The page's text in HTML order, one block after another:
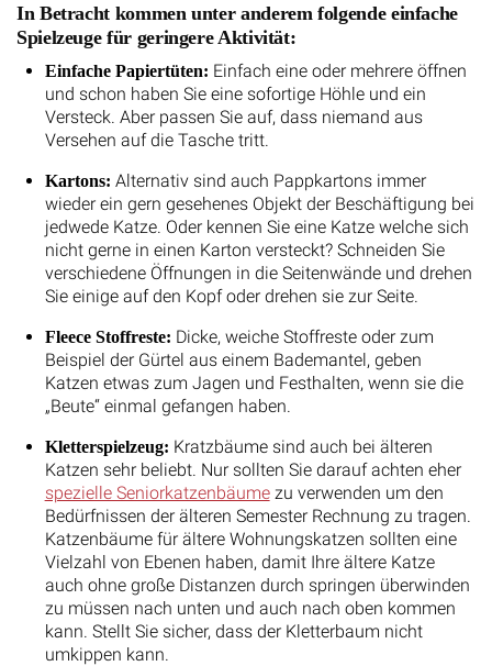
In Betracht kommen unter anderem folgende einfache
Spielzeuge für geringere Aktivität:
Einfache Papiertüten: Einfach eine oder mehrere öffnen
und schon haben Sie eine sofortige Höhle und ein
Versteck. Aber passen Sie auf, dass niemand aus
Versehen auf die Tasche tritt.
Kartons: Alternativ sind auch Pappkartons immer
wieder ein gern gesehenes Objekt der Beschäftigung bei
jedwede Katze. Oder kennen Sie eine Katze welche sich
nicht gerne in einen Karton versteckt? Schneiden Sie
verschiedene Öffnungen in die Seitenwände und drehen
Sie einige auf den Kopf oder drehen sie zur Seite.
Fleece Stoffreste: Dicke, weiche Stoffreste oder zum
Beispiel der Gürtel aus einem Bademantel, geben
Katzen etwas zum Jagen und Festhalten, wenn sie die
„Beute“ einmal gefangen haben.
Kletterspielzeug: Kratzbäume sind auch bei älteren
Katzen sehr beliebt. Nur sollten Sie darauf achten eher
spezielle Seniorkatzenbäumezu verwenden um den
Bedürfnissen der älteren Semester Rechnung zu tragen.
Katzenbäume für ältere Wohnungskatzen sollten eine
Vielzahl von Ebenen haben, damit Ihre ältere Katze
auch ohne große Distanzen durch springen überwinden
zu müssen nach unten und auch nach oben kommen
kann. Stellt Sie sicher, dass der Kletterbaum nicht
umkippen kann.